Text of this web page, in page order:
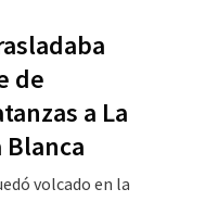
de
a La
Blanca
volcado en la